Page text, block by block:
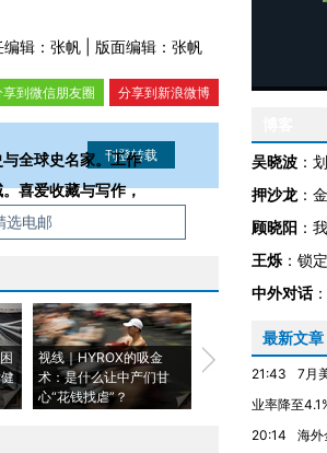
全球史名家。工作
喜爱收藏与写作，
编辑：张帆 | 版面编辑：张帆
分享到新浪微博
享到微信朋友圈
选电邮
视线｜HYROX的吸金
术：是什么让中产们甘
心“花钱找虐”？
马航飞行员跨国走
粒摇头丸 尿检体内
吴晓波 ：
押沙龙 ：
顾晓阳 ：
王烁 ： 锁
中外对话：
最新文章
21:43
7月
业率降至
20:14
海外